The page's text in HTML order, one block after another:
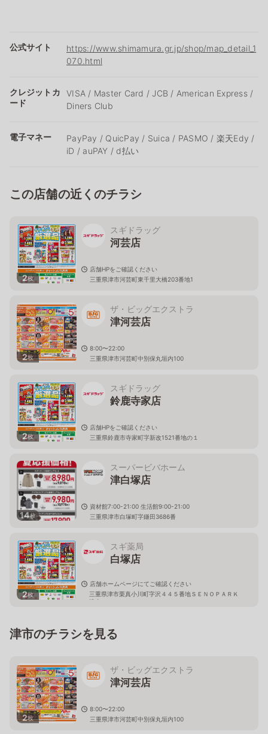
公式サイト
https://www.shimamura.gr.jp/shop/map_detail_1
070.html
クレジットカ
ード
VISA / Master Card / JCB / American Express /
Diners Club
電子マネー
PayPay / QuicPay / Suica / PASMO / 楽天Edy /
iD / auPAY / d払い
この店舗の近くのチラシ
2枚
スギドラッグ
河芸店
店舗HPをご確認ください
三重県津市河芸町東千里大橋203番地1
2枚
ザ・ビッグエクストラ
津河芸店
8:00〜22:00
三重県津市河芸町中別保丸垣内100
2枚
スギドラッグ
鈴鹿寺家店
店舗HPをご確認ください
三重県鈴鹿市寺家町字新改1521番地の１
14枚
スーパービバホーム
津白塚店
資材館7:00-21:00 生活館9:00-21:00
三重県津市白塚町字鎌田3686番
2枚
スギ薬局
白塚店
店舗ホームページにてご確認ください
三重県津市栗真小川町字沢４４５番地ＳＥＮＯＰＡＲＫ
津内
津市のチラシを見る
2枚
ザ・ビッグエクストラ
津河芸店
8:00〜22:00
三重県津市河芸町中別保丸垣内100